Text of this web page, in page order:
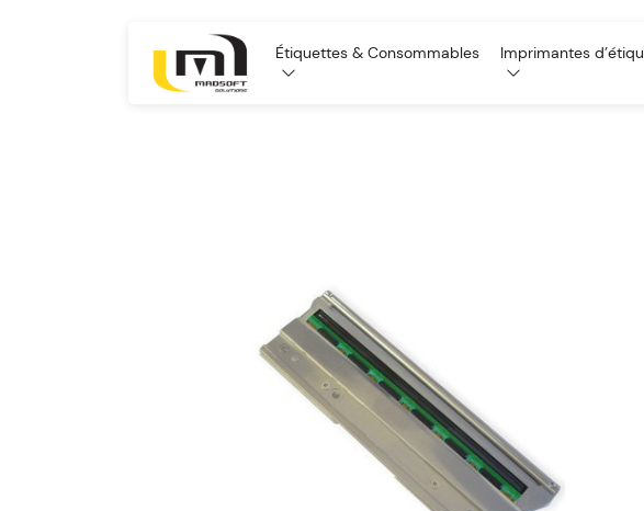
Étiquettes & Consommables Imprimantes